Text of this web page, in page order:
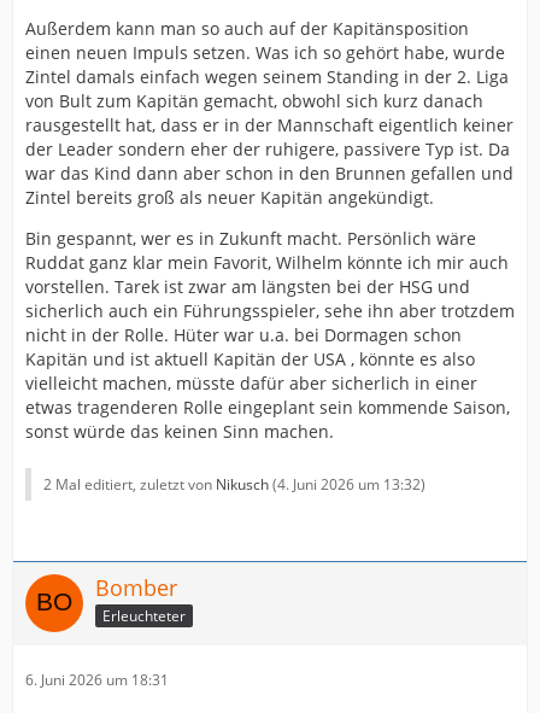
Außerdem kann man so auch auf der Kapitänsposition
einen neuen Impuls setzen. Was ich so gehört habe, wurde
Zintel damals einfach wegen seinem Standing in der 2. Liga
von Bult zum Kapitän gemacht, obwohl sich kurz danach
rausgestellt hat, dass er in der Mannschaft eigentlich keiner
der Leader sondern eher der ruhigere, passivere Typ ist. Da
war das Kind dann aber schon in den Brunnen gefallen und
Zintel bereits groß als neuer Kapitän angekündigt.
Bin gespannt, wer es in Zukunft macht. Persönlich wäre
Ruddat ganz klar mein Favorit, Wilhelm könnte ich mir auch
vorstellen. Tarek ist zwar am längsten bei der HSG und
sicherlich auch ein Führungsspieler, sehe ihn aber trotzdem
nicht in der Rolle. Hüter war u.a. bei Dormagen schon
Kapitän und ist aktuell Kapitän der USA , könnte es also
vielleicht machen, müsste dafür aber sicherlich in einer
etwas tragenderen Rolle eingeplant sein kommende Saison,
sonst würde das keinen Sinn machen.
2 Mal editiert, zuletzt von Nikusch(4. Juni 2026 um 13:32)
Bomber
Erleuchteter
6. Juni 2026 um 18:31